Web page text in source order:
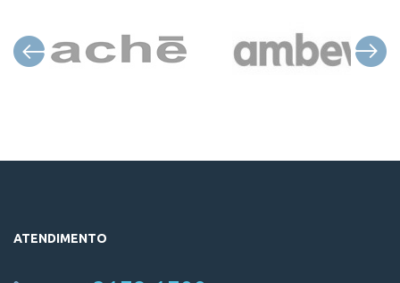
ATENDIMENTO